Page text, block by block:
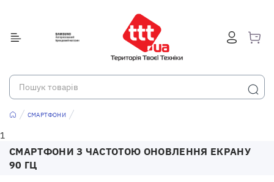
СМАРТФОНИ
1
СМАРТФОНИ З ЧАСТОТОЮ ОНОВЛЕННЯ ЕКРАНУ
90 ГЦ